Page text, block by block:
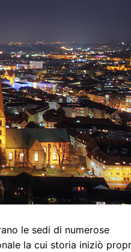
le sedi di numerose
la cui storia iniziò